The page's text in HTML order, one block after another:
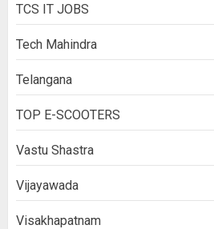
TCS IT JOBS
Tech Mahindra
Telangana
TOP E-SCOOTERS
Vastu Shastra
Vijayawada
Visakhapatnam